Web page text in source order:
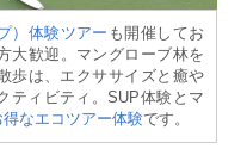
）体験ツアー も開催してお
大歓迎。マングローブ林を
歩は、エクササイズと癒や
ティビティ。SUP体験とマ
得なエコツアー体験です。